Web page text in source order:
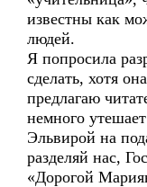
известны как
людей.
Я попросила
сделать, хотя
предлагаю
немного
Эльвирой на
разделяй нас,
«Дорогой